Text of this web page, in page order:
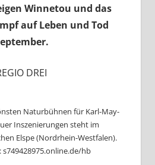
Winnetou und das
auf Leben und Tod
DREI
Naturbühnen für Karl-May-
Inszenierungen steht im
Elspe (Nordrhein-Westfalen).
s749428975.online.de/hb